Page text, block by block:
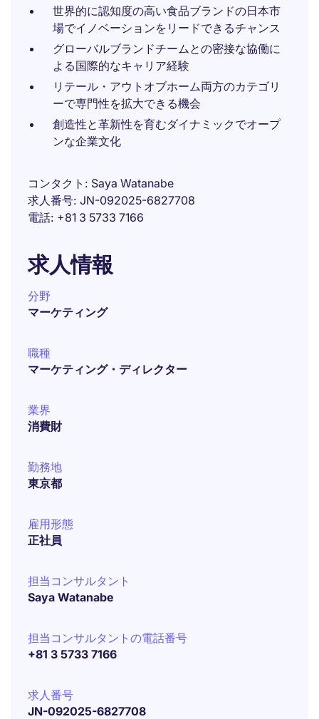
世界的に認知度の高い食品ブランドの日本市
場でイノベーションをリードできるチャンス
グローバルブランドチームとの密接な協働に
よる国際的なキャリア経験
リテール・アウトオブホーム両方のカテゴリ
ーで専門性を拡大できる機会
創造性と革新性を育むダイナミックでオープ
ンな企業文化
コンタクト
Saya Watanabe
求人番号 JN-092025-6827708
電話 +81 3 5733 7166
求人情報
分野
マーケティング
職種
マーケティング・ディレクター
業界
消費財
勤務地
東京都
雇用形態
正社員
担当コンサルタント
Saya Watanabe
担当コンサルタントの電話番号
+81 3 5733 7166
求人番号
JN-092025-6827708